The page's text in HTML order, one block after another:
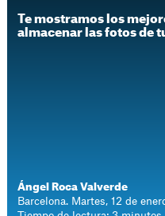
Te mostramos los
almacenar las fotos de
Ángel Roca Valverde
Barcelona. Martes, 12 de